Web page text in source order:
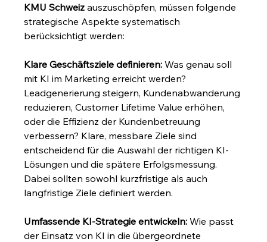
KMU Schweiz auszuschöpfen, müssen folgende
strategische Aspekte systematisch
berücksichtigt werden:
Klare Geschäftsziele definieren: Was genau soll
mit KI im Marketing erreicht werden?
Leadgenerierung steigern, Kundenabwanderung
reduzieren, Customer Lifetime Value erhöhen,
oder die Effizienz der Kundenbetreuung
verbessern? Klare, messbare Ziele sind
entscheidend für die Auswahl der richtigen KI-
Lösungen und die spätere Erfolgsmessung.
Dabei sollten sowohl kurzfristige als auch
langfristige Ziele definiert werden.
Umfassende KI-Strategie entwickeln: Wie passt
der Einsatz von KI in die übergeordnete